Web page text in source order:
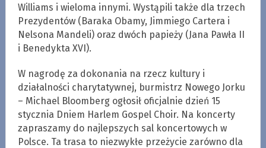
Williams i wieloma innymi. Wystąpili także dla trzech
Prezydentów (Baraka Obamy, Jimmiego Cartera i
Nelsona Mandeli) oraz dwóch papieży (Jana Pawła II
i Benedykta XVI).
W nagrodę za dokonania na rzecz kultury i
działalności charytatywnej, burmistrz Nowego Jorku
– Michael Bloomberg ogłosił oficjalnie dzień 15
stycznia Dniem Harlem Gospel Choir. Na koncerty
zapraszamy do najlepszych sal koncertowych w
Polsce. Ta trasa to niezwykłe przeżycie zarówno dla